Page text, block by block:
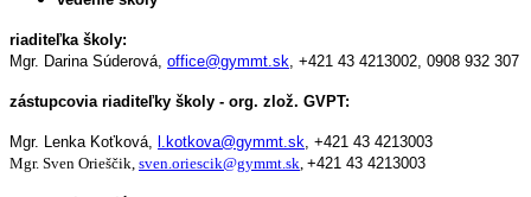
riaditeľka školy:
Mgr. Darina Súderová, office@gymmt.sk, +421 43 4213002, 0908 932 307
zástupcovia riaditeľky školy - org. zlož. GVPT:
Mgr. Lenka Koťková, l.kotkova@gymmt.sk, +421 43 4213003
Mgr. Sven Orieščik, sven.oriescik@gymmt.sk, +421 43 4213003